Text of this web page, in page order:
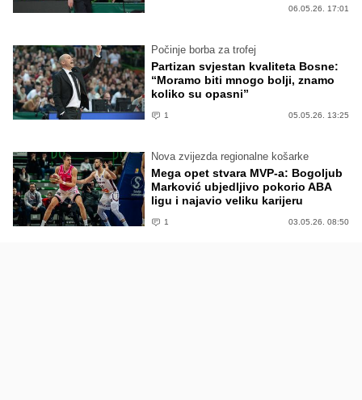
06.05.26. 17:01
Počinje borba za trofej
Partizan svjestan kvaliteta Bosne:
“Moramo biti mnogo bolji, znamo
koliko su opasni”
1 05.05.26. 13:25
Nova zvijezda regionalne košarke
Mega opet stvara MVP-a: Bogoljub
Marković ubjedljivo pokorio ABA
ligu i najavio veliku karijeru
1 03.05.26. 08:50